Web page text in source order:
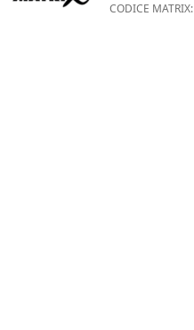
CODICE MATRIX: